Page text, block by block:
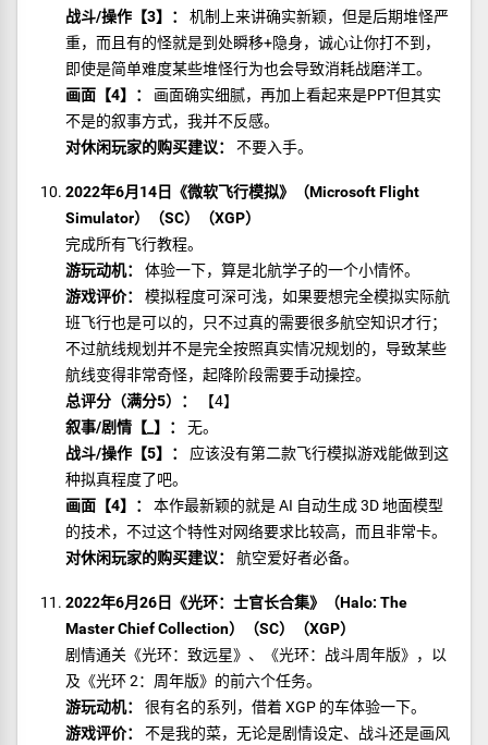
战斗/操作【3】：
机制上来讲确实新颖，但是后期堆怪严
重，而且有的怪就是到处瞬移+隐身，诚心让你打不到，
即使是简单难度某些堆怪行为也会导致消耗战磨洋工。
画面【4】：
画面确实细腻，再加上看起来是PPT但其实
不是的叙事方式，我并不反感。
对休闲玩家的购买建议：
不要入手。
2022年6月14日《微软飞行模拟》（Microsoft Flight
Simulator）（SC）（XGP）
完成所有飞行教程。
游玩动机：
体验一下，算是北航学子的一个小情怀。
游戏评价：
模拟程度可深可浅，如果要想完全模拟实际航
班飞行也是可以的，只不过真的需要很多航空知识才行；
不过航线规划并不是完全按照真实情况规划的，导致某些
航线变得非常奇怪，起降阶段需要手动操控。
总评分（满分5）：
【4】
叙事/剧情【_】：
无。
战斗/操作【5】：
应该没有第二款飞行模拟游戏能做到这
种拟真程度了吧。
画面【4】：
本作最新颖的就是 AI 自动生成 3D 地面模型
的技术，不过这个特性对网络要求比较高，而且非常卡。
对休闲玩家的购买建议：
航空爱好者必备。
2022年6月26日《光环：士官长合集》（Halo: The
Master Chief Collection）（SC）（XGP）
剧情通关《光环：致远星》、《光环：战斗周年版》，以
及《光环 2：周年版》的前六个任务。
游玩动机：
很有名的系列，借着 XGP 的车体验一下。
游戏评价：
不是我的菜，无论是剧情设定、战斗还是画风